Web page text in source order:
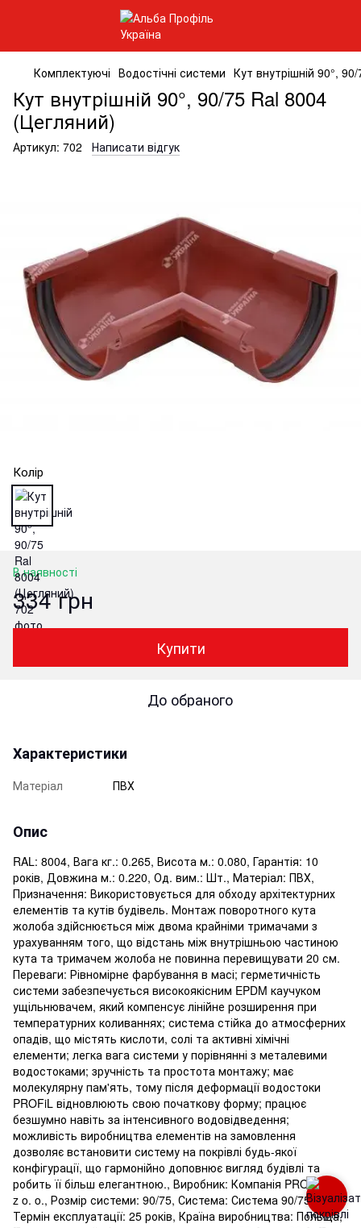
Комплектуючі Водостічні системи Кут внутрішній 90°,
Кут внутрішній 90°, 90/75 Ral 8004
(Цегляний)
Артикул: 702 Написати відгук
Колір
В наявності
334 грн
Купити
До обраного
Характеристики
Матеріал ПВХ
Опис
RAL: 8004, Вага кг.: 0.265, Висота м.: 0.080, Гарантія: 10
років, Довжина м.: 0.220, Од. вим.: Шт., Матеріал: ПВХ,
Призначення: Використовується для обходу архітектурних
елементів та кутів будівель. Монтаж поворотного кута
жолоба здійснюється між двома крайніми тримачами з
урахуванням того, що відстань між внутрішньою частиною
кута та тримачем жолоба не повинна перевищувати 20 см.
Переваги: ​​Рівномірне фарбування в масі; герметичність
системи забезпечується високоякісним EPDM каучуком
ущільнювачем, який компенсує лінійне розширення при
температурних коливаннях; система стійка до атмосферних
опадів, що містять кислоти, солі та активні хімічні
елементи; легка вага системи у порівнянні з металевими
водостоками; зручність та простота монтажу; має
молекулярну пам'ять, тому після деформації водостоки
PROFiL відновлюють свою початкову форму; працює
безшумно навіть за інтенсивного водовідведення;
можливість виробництва елементів на замовлення
дозволяє встановити систему на покрівлі будь-якої
конфігурації, що гармонійно доповнює вигляд будівлі та
робить її більш елегантною., Виробник: Компанія PROFIL Sp.
z o. o., Розмір системи: 90/75, Система: Система 90/75,
Термін експлуатації: 25 років, Країна виробництва: Польща,